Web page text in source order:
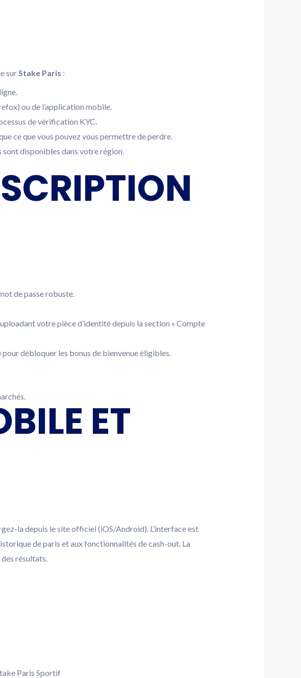
surStake Paris :
ou de l’application mobile.
de vérification KYC.
ce que vous pouvez vous permettre de perdre.
sont disponibles dans votre région.
de passe robuste.
votre pièce d’identité depuis la section « Compte
débloquer les bonus de bienvenue éligibles.
ET
la depuis le site officiel (iOS/Android). L’interface est
de paris et aux fonctionnalités de cash-out. La
résultats.
Paris Sportif